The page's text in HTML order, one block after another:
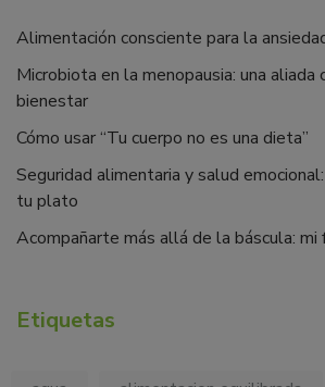
Alimentación consciente para la
Microbiota en la menopausia: una aliada
bienestar
Cómo usar “Tu cuerpo no es una dieta”
Seguridad alimentaria y salud
tu plato
Acompañarte más allá de la báscula: mi
Etiquetas